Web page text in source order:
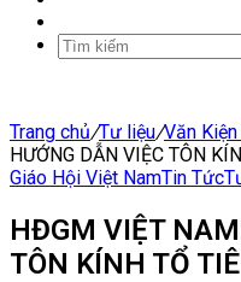
Trang chủ/Tư liệu/Văn
HƯỚNG DẪN VIỆC TÔN
Giáo Hội Việt NamTin Tức
HĐGM VIỆT
TÔN KÍNH TỔ